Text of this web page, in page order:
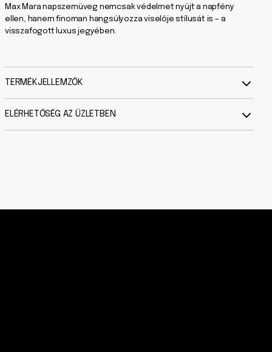
Max Mara napszemüveg nemcsak védelmet nyújt a napfény
ellen, hanem finoman hangsúlyozza viselője stílusát is – a
visszafogott luxus jegyében.
TERMÉKJELLEMZŐK
ELÉRHETŐSÉG AZ ÜZLETBEN